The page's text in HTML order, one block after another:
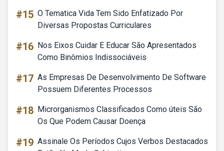
#15 O Tematica Vida Tem Sido Enfatizado Por
Diversas Propostas Curriculares
#16 Nos Eixos Cuidar E Educar São Apresentados
Como Binômios Indissociáveis
#17 As Empresas De Desenvolvimento De Software
Possuem Diferentes Processos
#18 Microrganismos Classificados Como úteis São
Os Que Podem Causar Doença
#19 Assinale Os Períodos Cujos Verbos Destacados